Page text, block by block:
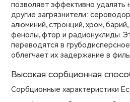
позволяет эффективно удалять
другие загрязнители:
алюминий, стронций, хром,
фенолы, фтор и радионуклиды.
переводятся в
облегчает их задержание в
Высокая сорбционная
Сорбционные характеристики